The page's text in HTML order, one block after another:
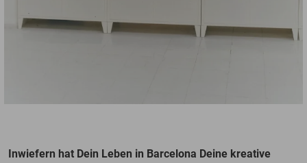
Inwiefern hat Dein Leben in Barcelona Deine kreative